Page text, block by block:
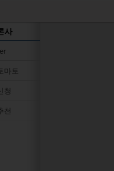
사
마토
청
천